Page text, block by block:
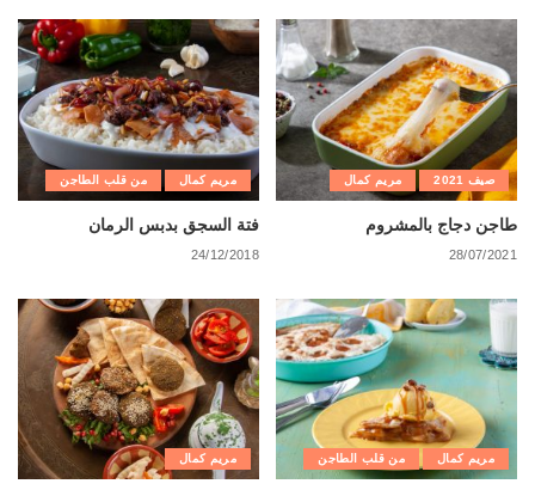
صيف 2021 مريم كمال
طاجن دجاج بالمشروم
28/07/2021
مريم كمال من قلب الطاجن
فتة السجق بدبس الرمان
24/12/2018
مريم كمال من قلب الطاجن مريم كمال